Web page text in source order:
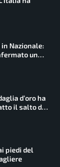
Nazionale:
un
d’oro ha
il salto di
piedi del